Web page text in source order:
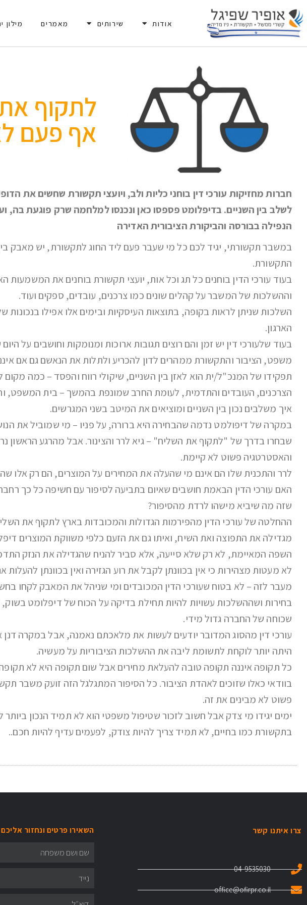
אודות שירותים מאמרים מילון
לתקוף
אף פעם
חברות מחזיקות עורכי דין בוחני כליות ולב, ויועצי תקשורת שחשים את
לשלב בין השניים. בדיפלומט פספסו כאן ונכנסו למלחמה שרק פוגעת בה,
הנפילה בבורסה והביקורת הציבורית האדירה
במשבר תקשורתי, יגיד לכם כל מי שעבר פעם ליד החוג לתקשורת, יש מאבק בין
התקשורת.
בעוד עורכי הדין בוחנים כל תג וכל אות, יועצי תקשורת בוחנים את המשמעות
וההשלכות של המשבר על קהלים שונים כמו צרכנים, עובדים, ספקים ועוד.
השלכות שניתן לראות בקופה, בתוצאות העיסקיות ובימים אלו אפילו בנכונות
הארגון.
בעוד שלעורכי דין יש זמן והם רוצים תגובות ארוכות ומנומקות וחושבים על
משפט, הציבור והתקשורת ממהרים לדון להכריע ולתלות את הנאשם גם אם
תפקידו של המנכ"ל/ית הוא לאזן בין השניים, שיקולי רווח והפסד – כמה
הצרכנים, העובדים והתדמית, לעומת החרב שמונפת בהמשך – בית המשפט,
איך משלבים נכון בין השניים ומוציאים את המיטב בשני המגרשים.
במקרה של דיפולמט נדמה שהבחירה היא ברורה, על פניו – מי שמוביל את
שבחרו בדרך של "לתקוף את השליח" – גיא לרר והצינור. אבל מהרגע הראשון
והאסטרטגיה פשוט לא קיימת.
לרר והתכנית שלו הם אינם מי שהעלה את המחירים על המוצרים, הם רק אלו
האם עורכי הדין הבאמת חושבים שאיום בתביעה לסיפור עם חשיפה כל כך
שזה מה שיביא מישהו לרדת מהסיפור?
ההחלטה של עורכי הדין מהפירמות הגדולות והמכובדות בארץ לתקוף את
מגדילה את התפוצה ואת השיח, ואיתו גם את הזעם כלפי משווקת המוצרים
השפה המאיימת, לא רק שלא סייעה, אלא סביר להניח שהגדילה את הנזק
לא מעטות מצהירות כי אין בכוונתן לקבל את רוע הגזירה ואין בכוונתן להעלות
מעבר לזה – לא בטוח שעורכי הדין המכובדים ומי שניהל את המאבק לקחו
בחירות ושההשלכות עשויות להיות תחילת בדיקה על הכוח של דיפלומט בשוק,
שכוחה של החברה גדול מידי.
עורכי דין מהסוג המדובר יודעים לעשות את מלאכתם נאמנה, אבל במקרה דנן
היתה יותר לוקחת לתשומת ליבה את ההשלכות הציבוריות על מעשיה.
כל תקופה איננה תקופה טובה להעלאת מחירים אבל שום תקופה היא לא
בוודאי כאלו שזוכים לאהדת הציבור. כל הסיפור המתגלגל הזה זועק משבר
פשוט לא מבינים את זה.
ימים יגידו מי צדק אבל חשוב לזכור שטיפול משפטי הוא לא תמיד הנכון ביותר
בתקשורת כמו בחיים, לא תמיד צריך להיות צודק, לפעמים עדיף להיות חכם..
צרו איתנו קשר
04-9535030
office@ofirpr.co.il
השאירו פרטים ונחזור